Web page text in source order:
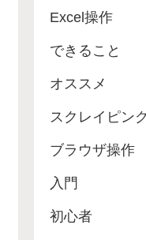
Excel操作
できること
オススメ
スクレイピン
ブラウザ操作
入門
初心者